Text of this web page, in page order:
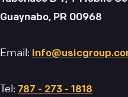
Guaynabo, PR 00968
Email:
Tel: 787 - 273 - 1818